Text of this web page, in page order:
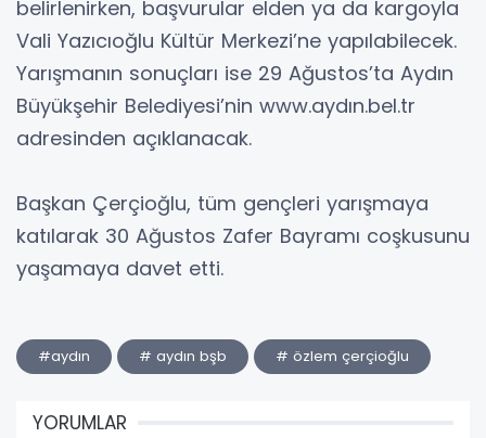
belirlenirken, başvurular elden ya da kargoyla
Vali Yazıcıoğlu Kültür Merkezi’ne yapılabilecek.
Yarışmanın sonuçları ise 29 Ağustos’ta Aydın
Büyükşehir Belediyesi’nin www.aydın.bel.tr
adresinden açıklanacak.
Başkan Çerçioğlu, tüm gençleri yarışmaya
katılarak 30 Ağustos Zafer Bayramı coşkusunu
yaşamaya davet etti.
#aydın # aydın bşb # özlem çerçioğlu
YORUMLAR